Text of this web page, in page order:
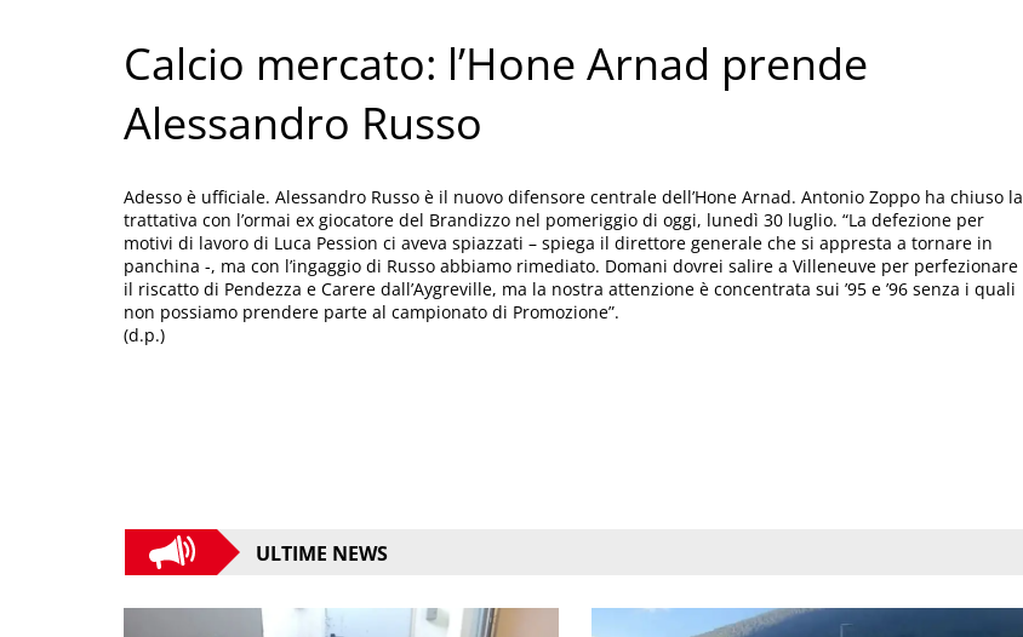
Calcio mercato: l’Hone Arnad prende
Alessandro Russo
Adesso è ufficiale. Alessandro Russo è il nuovo difensore centrale dell’Hone Arnad. Antonio Zoppo ha chiuso la
trattativa con l’ormai ex giocatore del Brandizzo nel pomeriggio di oggi, lunedì 30 luglio. “La defezione per
motivi di lavoro di Luca Pession ci aveva spiazzati – spiega il direttore generale che si appresta a tornare in
panchina -, ma con l’ingaggio di Russo abbiamo rimediato. Domani dovrei salire a Villeneuve per perfezionare
il riscatto di Pendezza e Carere dall’Aygreville, ma la nostra attenzione è concentrata sui ’95 e ’96 senza i quali
non possiamo prendere parte al campionato di Promozione”.
(d.p.)
ULTIME NEWS